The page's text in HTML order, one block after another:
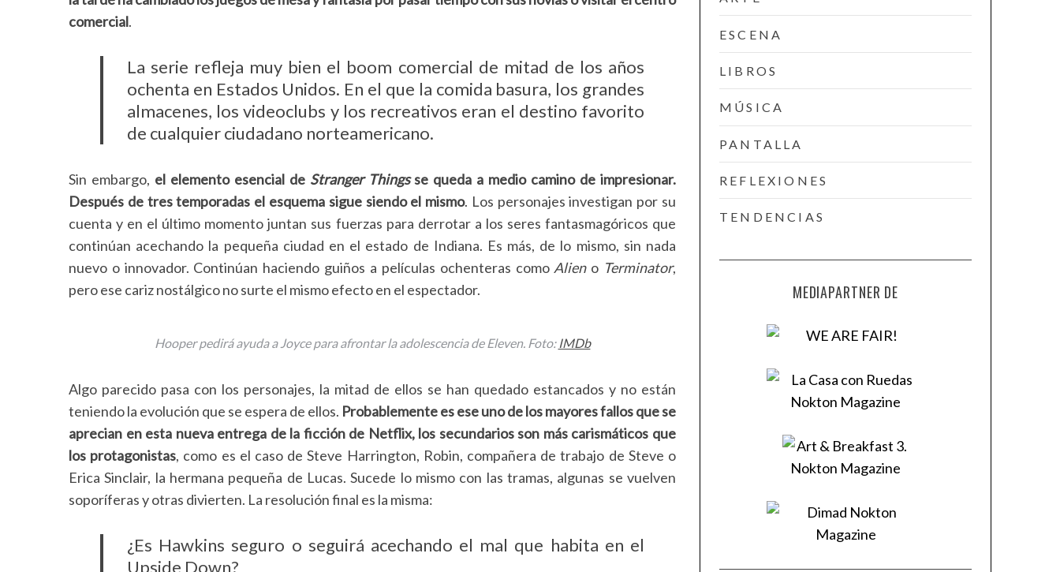
comercial.
La serie refleja muy bien el boom comercial de mitad de los años
ochenta en Estados Unidos. En el que la comida basura, los grandes
almacenes, los videoclubs y los recreativos eran el destino favorito
de cualquier ciudadano norteamericano.
Sin embargo, el elemento esencial de Stranger Thingsse queda a medio camino de impresionar.
Después de tres temporadas el esquema sigue siendo el mismo. Los personajes investigan por su
cuenta y en el último momento juntan sus fuerzas para derrotar a los seres fantasmagóricos que
continúan acechando la pequeña ciudad en el estado de Indiana. Es más, de lo mismo, sin nada
nuevo o innovador. Continúan haciendo guiños a películas ochenteras como Alien o Terminator,
pero ese cariz nostálgico no surte el mismo efecto en el espectador.
Hooper pedirá ayuda a Joyce para afrontar la adolescencia de Eleven. Foto: IMDb
Algo parecido pasa con los personajes, la mitad de ellos se han quedado estancados y no están
teniendo la evolución que se espera de ellos. Probablemente es ese uno de los mayores fallos que se
aprecian en esta nueva entrega de la ficción de Netflix, los secundarios son más carismáticos que
los protagonistas, como es el caso de Steve Harrington, Robin, compañera de trabajo de Steve o
Erica Sinclair, la hermana pequeña de Lucas. Sucede lo mismo con las tramas, algunas se vuelven
soporíferas y otras divierten. La resolución final es la misma:
¿Es Hawkins seguro o seguirá acechando el mal que habita en el
Upside Down?
ESCENA
LIBROS
MÚSICA
PANTALLA
REFLEXIONES
TENDENCIAS
MEDIAPARTNER DE
r
c
h
o
: